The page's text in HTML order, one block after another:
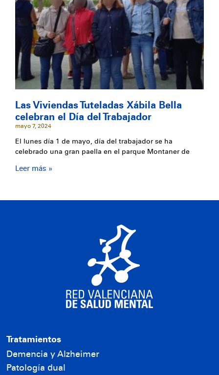
Las Viviendas Tuteladas Xábila Bella
celebran el Día del Trabajador
mayo 7, 2024
El lunes día 1 de mayo, día del trabajador se ha
celebrado una gran paella en el parque Montaner de
Leer más »
Tratamientos
Demencia y Alzheimer
Patología dual